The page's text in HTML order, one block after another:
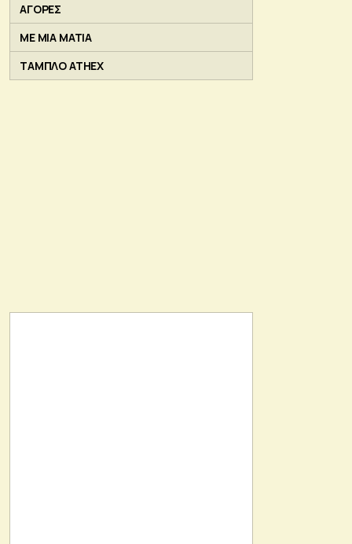
ΑΓΟΡΕΣ
ΜΕ ΜΙΑ ΜΑΤΙΑ
ΤΑΜΠΛΟ ATHEX